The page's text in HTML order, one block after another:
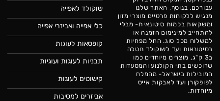
עבורכם. בנוסף, האתר שלנו
מנגיש ללקוחות פרטיים מוצרי מזון
ומשקאות בכמות סיטונאית- מבלי
להתחייב למינימום הזמנה או
למשלוח מכל סוג. החל מפחיות
בסיטונאות ועד לשוקולד נוטלה
ב3 ק"ג, מוצרים מיוחדים כמו
שרוכשים בתי הקולנוע והמסעדות
המובילות בישראל- מהמלח
לפופקורן ועד לאבקות אייס
מיוחדות.
שוקולד לאפייה
כלי אפייה ואביזרי אפייה
קופסאות לעוגות
תבניות לעוגות ועוגיות
קישוטים לעוגות
אביזרים למסיבות